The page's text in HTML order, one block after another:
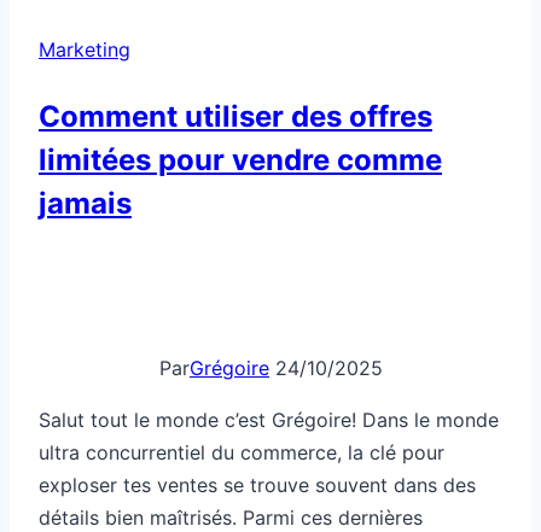
Marketing
Comment utiliser des offres
limitées pour vendre comme
jamais
ParGrégoire 24/10/2025
Salut tout le monde c’est Grégoire! Dans le monde
ultra concurrentiel du commerce, la clé pour
exploser tes ventes se trouve souvent dans des
détails bien maîtrisés. Parmi ces dernières